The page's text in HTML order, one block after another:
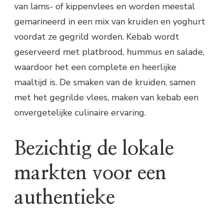
van lams- of kippenvlees en worden meestal
gemarineerd in een mix van kruiden en yoghurt
voordat ze gegrild worden. Kebab wordt
geserveerd met platbrood, hummus en salade,
waardoor het een complete en heerlijke
maaltijd is. De smaken van de kruiden, samen
met het gegrilde vlees, maken van kebab een
onvergetelijke culinaire ervaring.
Bezichtig de lokale
markten voor een
authentieke